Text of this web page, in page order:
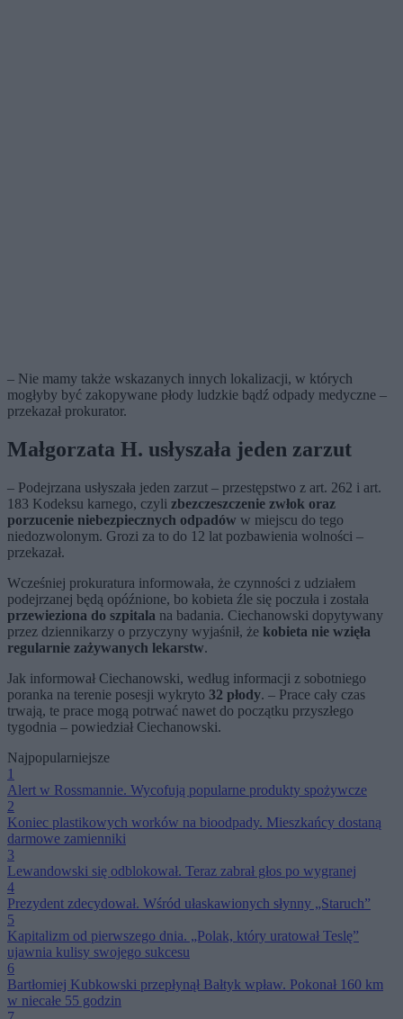
– Nie mamy także wskazanych innych lokalizacji, w których
mogłyby być zakopywane płody ludzkie bądź odpady medyczne –
przekazał prokurator.
Małgorzata H. usłyszała jeden zarzut
– Podejrzana usłyszała jeden zarzut – przestępstwo z art. 262 i art.
183 Kodeksu karnego, czyli zbezczeszczenie zwłok oraz
porzucenie niebezpiecznych odpadów w miejscu do tego
niedozwolonym. Grozi za to do 12 lat pozbawienia wolności –
przekazał.
Wcześniej prokuratura informowała, że czynności z udziałem
podejrzanej będą opóźnione, bo kobieta źle się poczuła i została
przewieziona do szpitala na badania. Ciechanowski dopytywany
przez dziennikarzy o przyczyny wyjaśnił, że kobieta nie wzięła
regularnie zażywanych lekarstw.
Jak informował Ciechanowski, według informacji z sobotniego
poranka na terenie posesji wykryto 32 płody. – Prace cały czas
trwają, te prace mogą potrwać nawet do początku przyszłego
tygodnia – powiedział Ciechanowski.
Najpopularniejsze
1
Alert w Rossmannie. Wycofują popularne produkty spożywcze
2
Koniec plastikowych worków na bioodpady. Mieszkańcy dostaną
darmowe zamienniki
3
Lewandowski się odblokował. Teraz zabrał głos po wygranej
4
Prezydent zdecydował. Wśród ułaskawionych słynny „Staruch”
5
Kapitalizm od pierwszego dnia. „Polak, który uratował Teslę”
ujawnia kulisy swojego sukcesu
6
Bartłomiej Kubkowski przepłynął Bałtyk wpław. Pokonał 160 km
w niecałe 55 godzin